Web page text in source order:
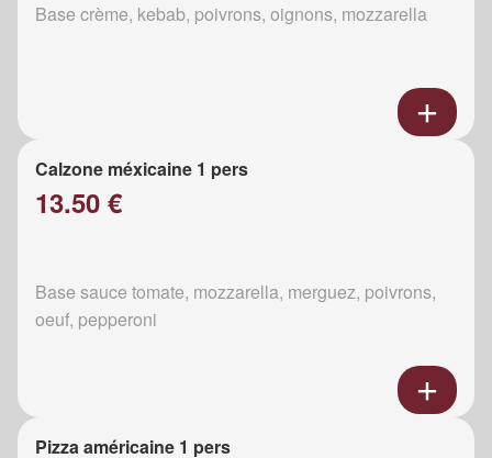
Base crème, kebab, poivrons, oignons, mozzarella
Calzone méxicaine 1 pers
13.50 €
Base sauce tomate, mozzarella, merguez, poivrons,
oeuf, pepperoni
Pizza américaine 1 pers